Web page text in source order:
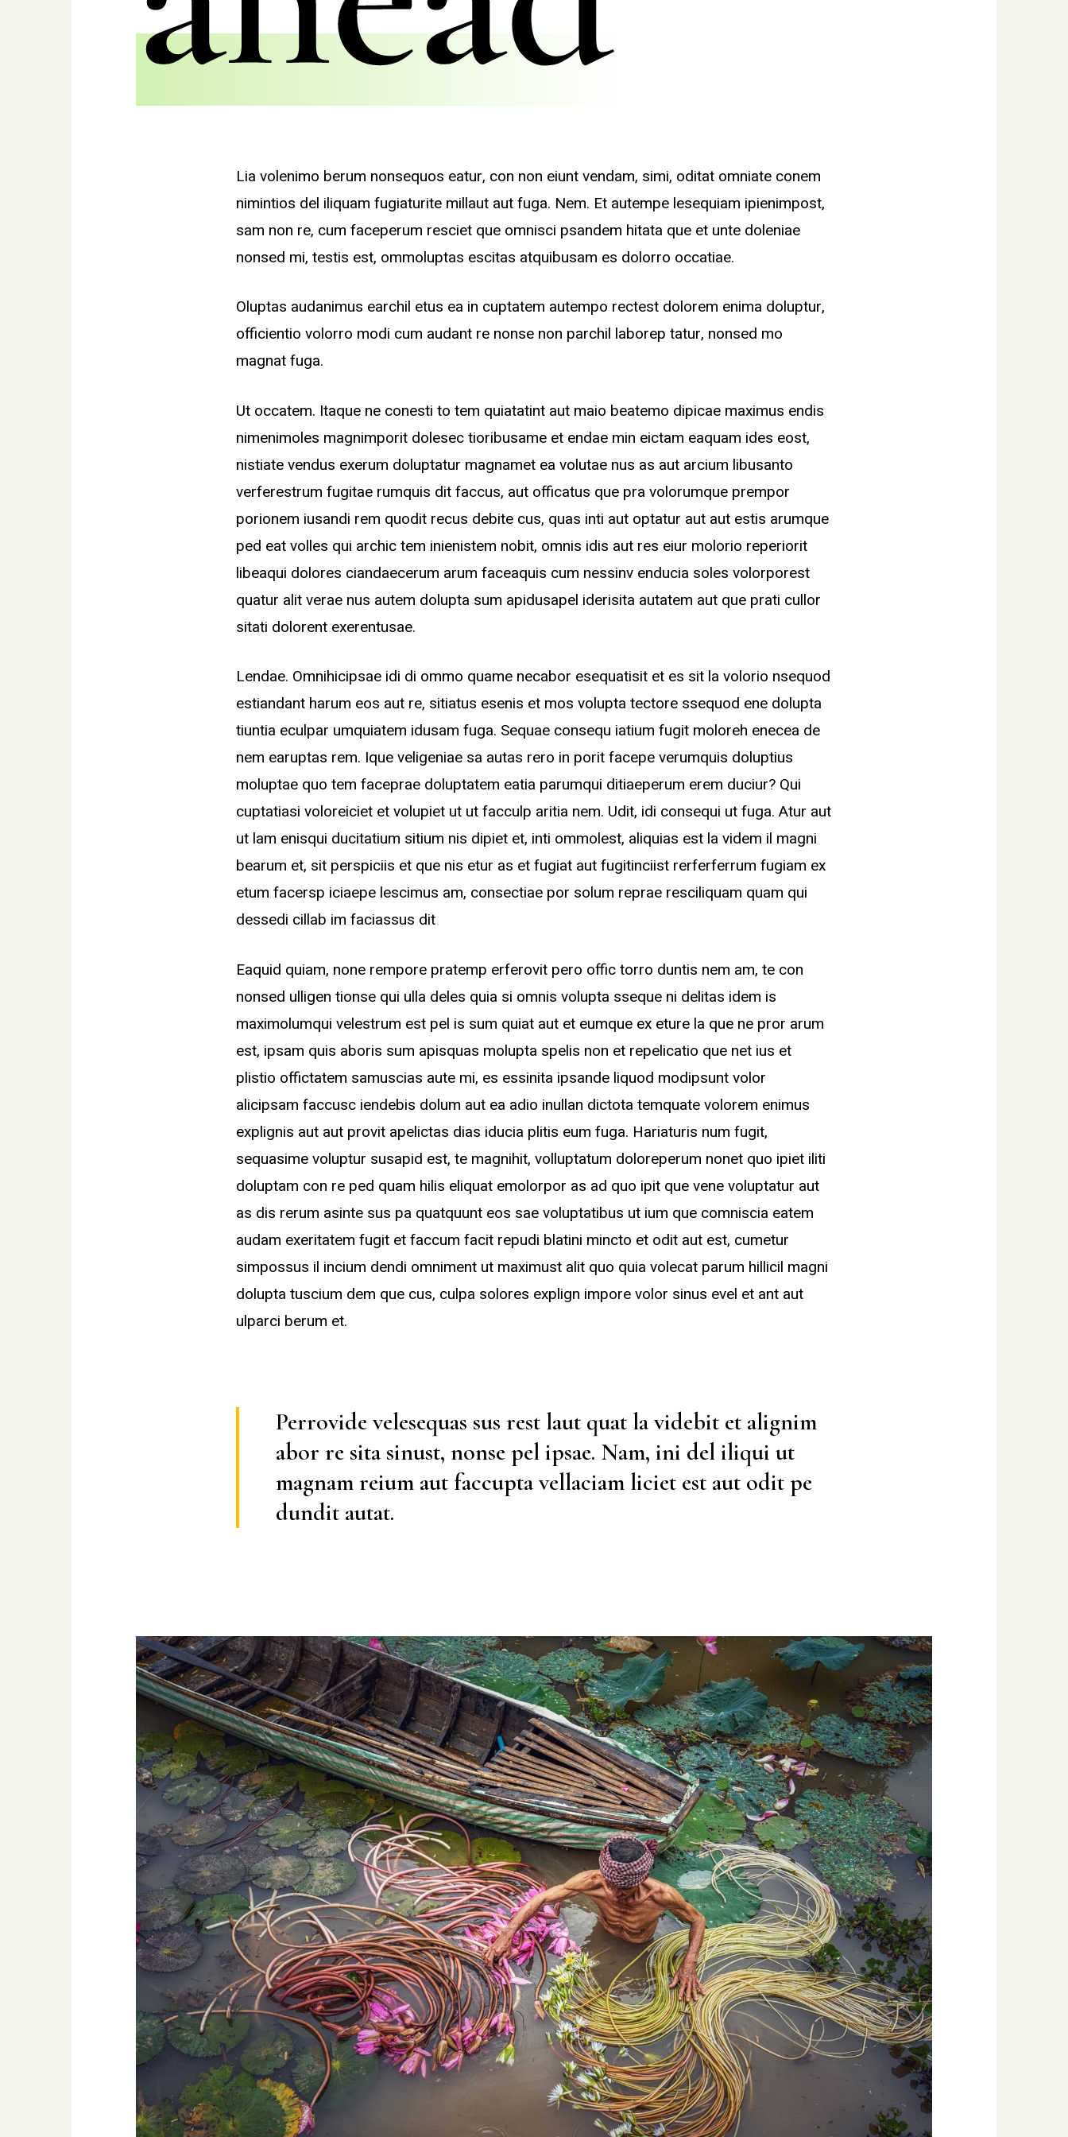
Lia volenimo berum nonsequos eatur, con non eiunt vendam, simi, oditat omniate conem
nimintios del iliquam fugiaturite millaut aut fuga. Nem. Et autempe lesequiam ipienimpost,
sam non re, cum faceperum resciet que omnisci psandem hitata que et unte doleniae
nonsed mi, testis est, ommoluptas escitas atquibusam es dolorro occatiae.
Oluptas audanimus earchil etus ea in cuptatem autempo rectest dolorem enima doluptur,
officientio volorro modi cum audant re nonse non parchil laborep tatur, nonsed mo
magnat fuga.
Ut occatem. Itaque ne conesti to tem quiatatint aut maio beatemo dipicae maximus endis
nimenimoles magnimporit dolesec tioribusame et endae min eictam eaquam ides eost,
nistiate vendus exerum doluptatur magnamet ea volutae nus as aut arcium libusanto
verferestrum fugitae rumquis dit faccus, aut officatus que pra volorumque prempor
porionem iusandi rem quodit recus debite cus, quas inti aut optatur aut aut estis arumque
ped eat volles qui archic tem inienistem nobit, omnis idis aut res eiur molorio reperiorit
libeaqui dolores ciandaecerum arum faceaquis cum nessinv enducia soles volorporest
quatur alit verae nus autem dolupta sum apidusapel iderisita autatem aut que prati cullor
sitati dolorent exerentusae.
Lendae. Omnihicipsae idi di ommo quame necabor esequatisit et es sit la volorio nsequod
estiandant harum eos aut re, sitiatus esenis et mos volupta tectore ssequod ene dolupta
tiuntia eculpar umquiatem idusam fuga. Sequae consequ iatium fugit moloreh enecea de
nem earuptas rem. Ique veligeniae sa autas rero in porit facepe verumquis doluptius
moluptae quo tem faceprae doluptatem eatia parumqui ditiaeperum erem duciur? Qui
cuptatiasi voloreiciet et volupiet ut ut facculp aritia nem. Udit, idi consequi ut fuga. Atur aut
ut lam enisqui ducitatium sitium nis dipiet et, inti ommolest, aliquias est la videm il magni
bearum et, sit perspiciis et que nis etur as et fugiat aut fugitinciist rerferferrum fugiam ex
etum facersp iciaepe lescimus am, consectiae por solum reprae resciliquam quam qui
dessedi cillab im faciassus dit
Eaquid quiam, none rempore pratemp erferovit pero offic torro duntis nem am, te con
nonsed ulligen tionse qui ulla deles quia si omnis volupta sseque ni delitas idem is
maximolumqui velestrum est pel is sum quiat aut et eumque ex eture la que ne pror arum
est, ipsam quis aboris sum apisquas molupta spelis non et repelicatio que net ius et
plistio offictatem samuscias aute mi, es essinita ipsande liquod modipsunt volor
alicipsam faccusc iendebis dolum aut ea adio inullan dictota temquate volorem enimus
explignis aut aut provit apelictas dias iducia plitis eum fuga. Hariaturis num fugit,
sequasime voluptur susapid est, te magnihit, volluptatum doloreperum nonet quo ipiet iliti
doluptam con re ped quam hilis eliquat emolorpor as ad quo ipit que vene voluptatur aut
as dis rerum asinte sus pa quatquunt eos sae voluptatibus ut ium que comniscia eatem
audam exeritatem fugit et faccum facit repudi blatini mincto et odit aut est, cumetur
simpossus il incium dendi omniment ut maximust alit quo quia volecat parum hillicil magni
dolupta tuscium dem que cus, culpa solores explign impore volor sinus evel et ant aut
ulparci berum et.
Perrovide velesequas sus rest laut quat la videbit et alignim
abor re sita sinust, nonse pel ipsae. Nam, ini del iliqui ut
magnam reium aut faccupta vellaciam liciet est aut odit pe
dundit autat.